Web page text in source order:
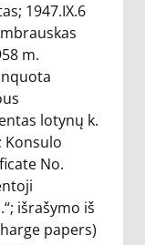
1947.IX.6
m.
lotynų k.
Konsulo
No.
išrašymo iš
papers)